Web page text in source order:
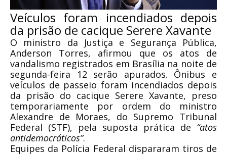
Veículos foram incendiados depois
da prisão de cacique Serere Xavante
O ministro da Justiça e Segurança Pública,
Anderson Torres, afirmou que os atos de
vandalismo registrados em Brasília na noite de
segunda-feira 12 serão apurados. Ônibus e
veículos de passeio foram incendiados depois
da prisão do cacique Serere Xavante, preso
temporariamente por ordem do ministro
Alexandre de Moraes, do Supremo Tribunal
Federal (STF), pela suposta prática de “atos
antidemocráticos”.
Equipes da Polícia Federal dispararam tiros de